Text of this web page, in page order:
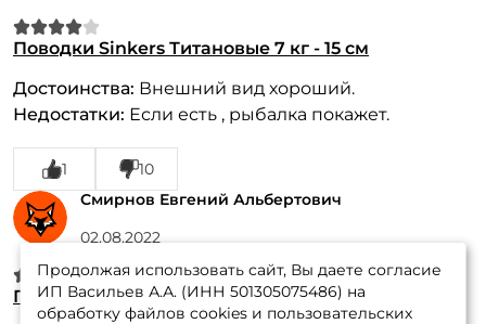
Поводки Sinkers Титановые 7 кг - 15 см
Достоинства: Внешний вид хороший.
Недостатки: Если есть , рыбалка покажет.
1
10
Смирнов Евгений Альбертович
02.08.2022
Поводки Sinkers Титановые 5 кг - 15 см
Продолжая использовать сайт, Вы даете согласие
ИП Васильев А.А. (ИНН 501305075486) на
обработку файлов cookies и пользовательских